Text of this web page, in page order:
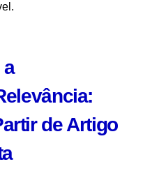
de Artigo